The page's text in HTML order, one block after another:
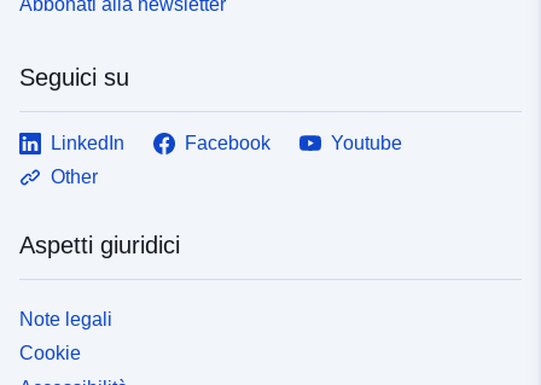
Seguici su
LinkedIn Facebook
Youtube
Other
Aspetti giuridici
Note legali
Cookie